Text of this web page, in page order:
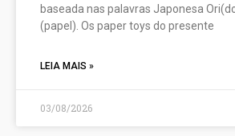
baseada nas palavras Japonesa
(papel). Os paper toys do presente
LEIA MAIS »
03/08/2026